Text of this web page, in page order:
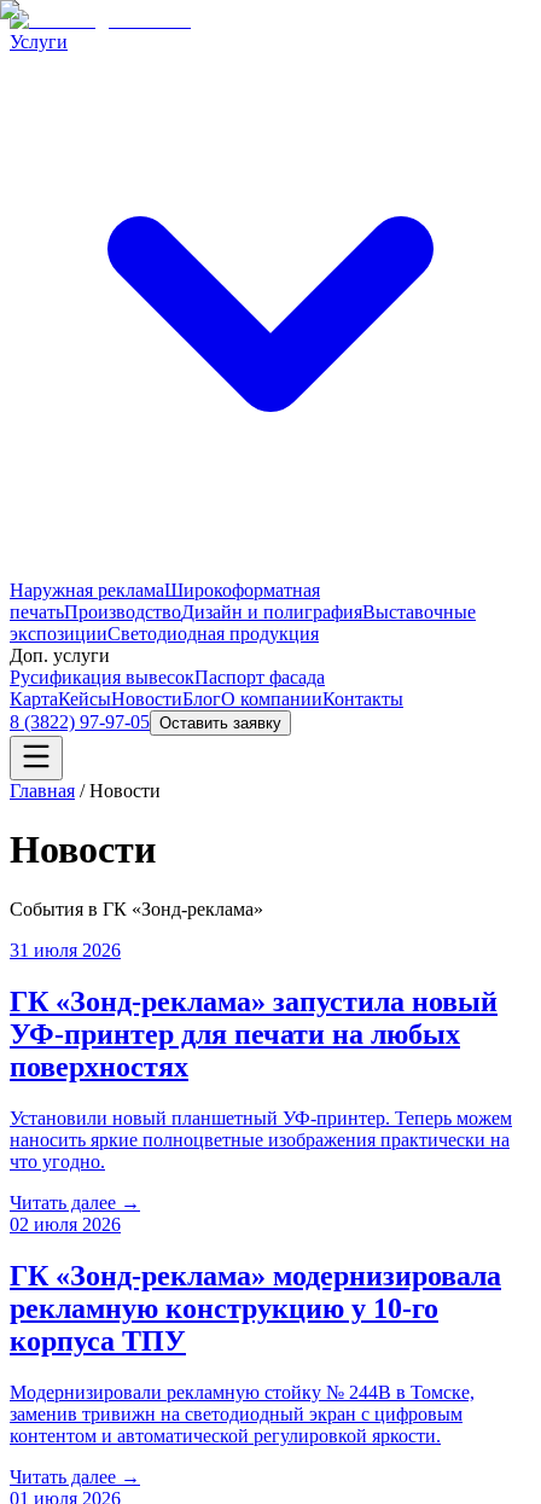
Услуги
Наружная рекламаШирокоформатная
печатьПроизводствоДизайн и полиграфияВыставочные
экспозицииСветодиодная продукция
Доп. услуги
Русификация вывесокПаспорт фасада
КартаКейсыНовостиБлогО компанииКонтакты
8 (3822) 97-97-05 Оставить заявку
Главная /Новости
Новости
События в ГК «Зонд-реклама»
31 июля 2026
ГК «Зонд-реклама» запустила новый
УФ-принтер для печати на любых
поверхностях
Установили новый планшетный УФ-принтер. Теперь можем
наносить яркие полноцветные изображения практически на
что угодно.
Читать далее →
02 июля 2026
ГК «Зонд-реклама» модернизировала
рекламную конструкцию у 10-го
корпуса ТПУ
Модернизировали рекламную стойку № 244B в Томске,
заменив тривижн на светодиодный экран с цифровым
контентом и автоматической регулировкой яркости.
Читать далее →
01 июля 2026